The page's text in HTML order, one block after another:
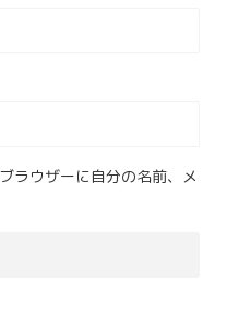
ラウザーに自分の名前、メ